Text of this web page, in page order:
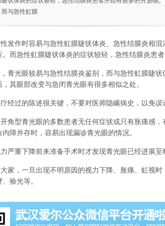
与急性虹膜
发作时容易与急性虹膜睫状体炎、急性结膜炎相混
而急性虹膜睫状体炎的症状较轻，急性结膜炎患者
青光眼较易与急性结膜炎鉴别，而与急性虹膜睫
其眼部改变与急闭青光眼有很多相似之处。
经过的陈述很关键，不要对医师隐瞒病史，以免误
角型青光眼的多数患者无任何症状或只有胀痛感
障并存时，容易出现漏诊青光眼的情况。
严重下降前来准备手术时才发现青光眼已经进展至
家，一旦出现不明原因的视力下降、胀痛、虹视
验光等。